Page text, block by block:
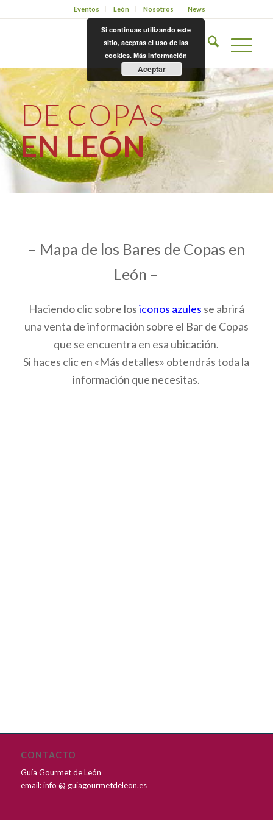
Eventos León Nosotros News
DE COPAS
EN LEÓN
– Mapa de los Bares de Copas en
León –
Haciendo clic sobre losiconos azules se abrirá
una venta de información sobre el Bar de Copas
que se encuentra en esa ubicación.
Si haces clic en «Más detalles» obtendrás toda la
información que necesitas.
CONTACTO
Guía Gourmet de León
email: info @ guiagourmetdeleon.es
Si continuas utilizando este
sitio, aceptas el uso de las
cookies. Más información
Aceptar